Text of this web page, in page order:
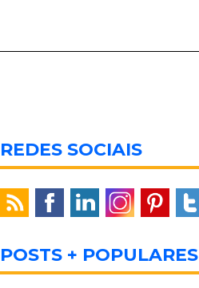
REDES SOCIAIS
POSTS + POPULARES